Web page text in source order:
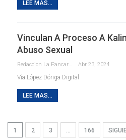
LEE MAS...
Vinculan A Proceso A
Abuso Sexual
Redaccion La Pancarta De Quintana Roo Abr 23, 2024
Vía López Dóriga Digital
LEE MAS...
1 2 3 … 166